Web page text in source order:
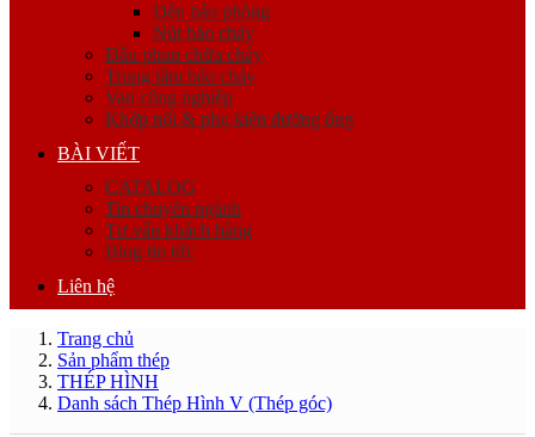
Đèn báo phòng
Nút báo cháy
Đầu phun chữa cháy
Trung tâm báo cháy
Van công nghiệp
Khớp nối & phụ kiện đường ống
BÀI VIẾT
CATALOG
Tin chuyên ngành
Tư vấn khách hàng
Blog tin tức
Liên hệ
Trang chủ
Sản phẩm thép
THÉP HÌNH
Danh sách Thép Hình V (Thép góc)